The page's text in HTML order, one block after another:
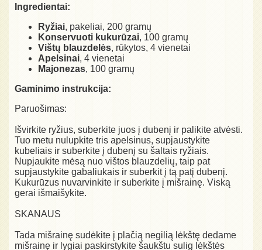
Ingredientai:
Ryžiai, pakeliai, 200 gramų
Konservuoti kukurūzai, 100 gramų
Vištų blauzdelės, rūkytos, 4 vienetai
Apelsinai, 4 vienetai
Majonezas, 100 gramų
Gaminimo instrukcija:
Paruošimas:
Išvirkite ryžius, suberkite juos į dubenį ir palikite atvėsti.
Tuo metu nulupkite tris apelsinus, supjaustykite
kubeliais ir suberkite į dubenį su šaltais ryžiais.
Nupjaukite mėsą nuo vištos blauzdelių, taip pat
supjaustykite gabaliukais ir suberkit į tą patį dubenį.
Kukurūzus nuvarvinkite ir suberkite į mišrainę. Viską
gerai išmaišykite.
SKANAUS
Tada mišrainę sudėkite į plačią negilią lėkštę dedame
mišrainę ir lygiai paskirstykite šaukštu sulig lėkštės